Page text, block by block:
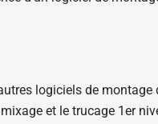
logiciels de montage
et le trucage 1er